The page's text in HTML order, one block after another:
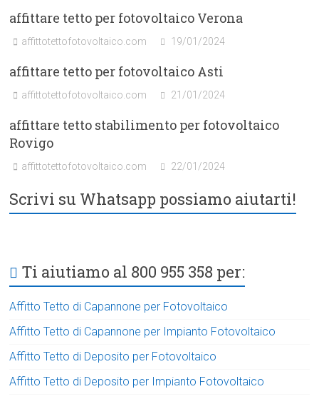
affittare tetto per fotovoltaico Verona
affittotettofotovoltaico.com 19/01/2024
affittare tetto per fotovoltaico Asti
affittotettofotovoltaico.com 21/01/2024
affittare tetto stabilimento per fotovoltaico
Rovigo
affittotettofotovoltaico.com 22/01/2024
Scrivi su Whatsapp possiamo aiutarti!
Ti aiutiamo al 800 955 358 per:
Affitto Tetto di Capannone per Fotovoltaico
Affitto Tetto di Capannone per Impianto Fotovoltaico
Affitto Tetto di Deposito per Fotovoltaico
Affitto Tetto di Deposito per Impianto Fotovoltaico